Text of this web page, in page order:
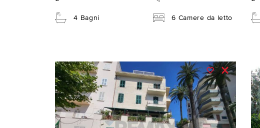
4 Bagni 6 Camere da letto